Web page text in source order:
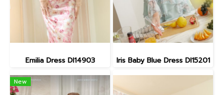
Emilia Dress DI14903 Iris Baby Blue Dress DI15201
New